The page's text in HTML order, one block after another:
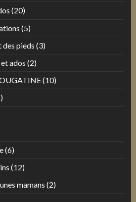
(20)
(5)
des pieds (3)
ados (2)
(10)
(6)
(12)
mamans (2)